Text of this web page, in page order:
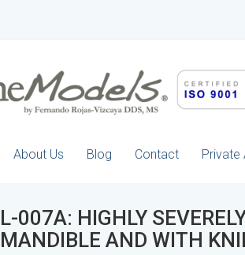
About Us Blog Contact Private
L-007A: HIGHLY
MANDIBLE AND WITH